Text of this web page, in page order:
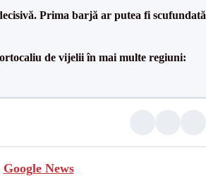
Prima barjă ar putea fi scufundată
de vijelii în mai multe regiuni:
Google News